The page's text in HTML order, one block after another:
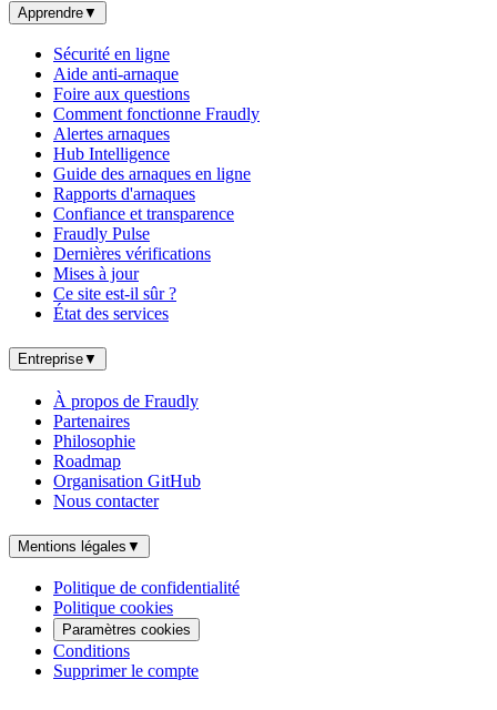
Apprendre▼
Sécurité en ligne
Aide anti-arnaque
Foire aux questions
Comment fonctionne Fraudly
Alertes arnaques
Hub Intelligence
Guide des arnaques en ligne
Rapports d'arnaques
Confiance et transparence
Fraudly Pulse
Dernières vérifications
Mises à jour
Ce site est-il sûr ?
État des services
Entreprise▼
À propos de Fraudly
Partenaires
Philosophie
Roadmap
Organisation GitHub
Nous contacter
Mentions légales ▼
Politique de confidentialité
Politique cookies
Paramètres cookies
Conditions
Supprimer le compte